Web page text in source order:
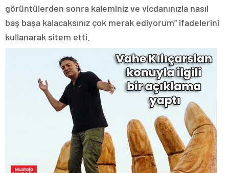
görüntülerden sonra kaleminiz ve vicdanınızla nasıl
baş başa kalacaksınız çok merak ediyorum” ifadelerini
kullanarak sitem etti.